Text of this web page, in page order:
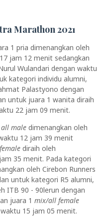
Marathon 2021
1 pria dimenangkan oleh
jam 12 menit sedangkan
Wulandari dengan waktu
kategori individu alumni,
Palastyono dengan
untuk juara 1 wanita diraih
22 jam 09 menit.
all male dimenangkan oleh
12 jam 39 menit
diraih oleh
35 menit. Pada kategori
oleh Cirebon Runners
untuk kategori R5 alumni,
ITB 90 - 90lerun dengan
juara 1 mix/all female
15 jam 05 menit.